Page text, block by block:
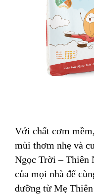
Với chất cơm
mùi thơm nhẹ và
Ngọc Trời – Thiên
của mọi nhà để
dưỡng từ Mẹ